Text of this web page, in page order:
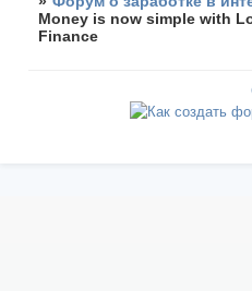
Money is now simple with
Finance